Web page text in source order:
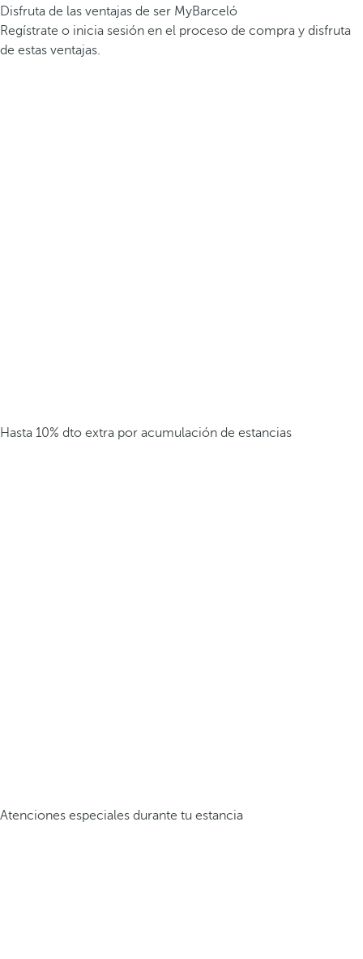
Disfruta de las ventajas de ser MyBarceló
Regístrate o inicia sesión en el proceso de compra y disfruta
de estas ventajas.
Hasta 10% dto extra por acumulación de estancias
Atenciones especiales durante tu estancia